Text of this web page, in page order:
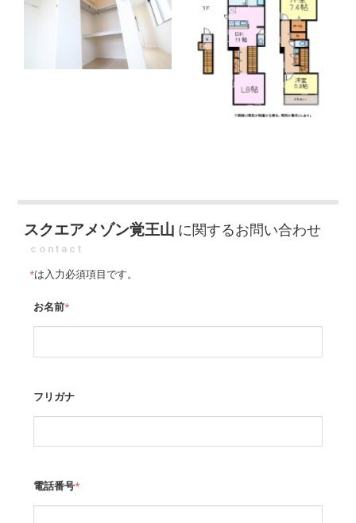
スクエアメゾン覚王山 に関するお問い合わせ
contact
*は入力必須項目です。
お名前*
フリガナ
電話番号*